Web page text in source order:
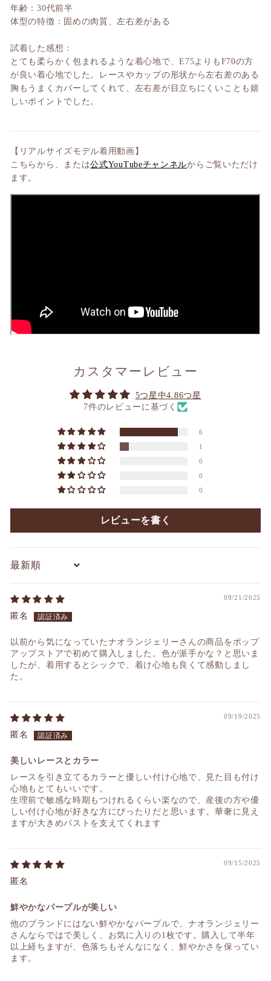
年齢：30代前半
体型の特徴：固めの肉質、左右差がある
試着した感想：
とても柔らかく包まれるような着心地で、E75よりもF70の方
が良い着心地でした。レースやカップの形状から左右差のある
胸もうまくカバーしてくれて、左右差が目立ちにくいことも嬉
しいポイントでした。
【リアルサイズモデル着用動画】
こちらから、または公式YouTubeチャンネルからご覧いただけ
ます。
カスタマーレビュー
5つ星中4.86つ星
7件のレビューに基づく
6
1
0
0
0
レビューを書く
Sort by
09/21/2025
匿名
以前から気になっていたナオランジェリーさんの商品をポップ
アップストアで初めて購入しました。色が派手かな？と思いま
したが、着用するとシックで、着け心地も良くて感動しまし
た。
09/19/2025
匿名
美しいレースとカラー
レースを引き立てるカラーと優しい付け心地で、見た目も付け
心地もとてもいいです。
生理前で敏感な時期もつけれるくらい楽なので、産後の方や優
しい付け心地が好きな方にぴったりだと思います。華奢に見え
ますが大きめバストを支えてくれます
09/15/2025
匿名
鮮やかなパープルが美しい
他のブランドにはない鮮やかなパープルで、ナオランジェリー
さんならではで美しく、お気に入りの1枚です。購入して半年
以上経ちますが、色落ちもそんなになく、鮮やかさを保ってい
ます。